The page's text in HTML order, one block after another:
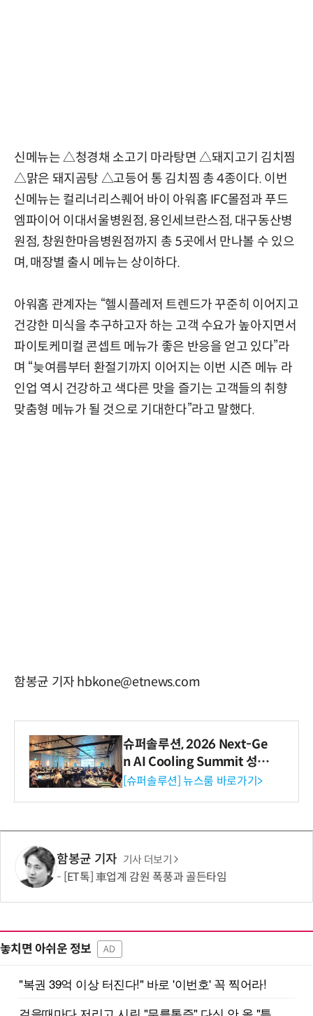
신메뉴는 △청경채 소고기 마라탕면 △돼지고기 김치찜
△맑은 돼지곰탕 △고등어 통 김치찜 총 4종이다. 이번
신메뉴는 컬리너리스퀘어 바이 아워홈 IFC몰점과 푸드
엠파이어 이대서울병원점, 용인세브란스점, 대구동산병
원점, 창원한마음병원점까지 총 5곳에서 만나볼 수 있으
며, 매장별 출시 메뉴는 상이하다.
아워홈 관계자는 “헬시플레저 트렌드가 꾸준히 이어지고
건강한 미식을 추구하고자 하는 고객 수요가 높아지면서
파이토케미컬 콘셉트 메뉴가 좋은 반응을 얻고 있다”라
며 “늦여름부터 환절기까지 이어지는 이번 시즌 메뉴 라
인업 역시 건강하고 색다른 맛을 즐기는 고객들의 취향
맞춤형 메뉴가 될 것으로 기대한다”라고 말했다.
함봉균 기자 hbkone@etnews.com
슈퍼솔루션, 2026 Next-Ge
n AI Cooling Summit 성황
리 성료
[슈퍼솔루션] 뉴스룸 바로가기>
함봉균 기자 기사 더보기
[ET톡] 車업계 감원 폭풍과 골든타임
놓치면 아쉬운 정보 AD